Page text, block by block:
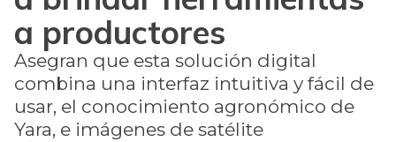
a productores
Asegran que esta solución digital
combina una interfaz intuitiva y fácil de
usar, el conocimiento agronómico de
Yara, e imágenes de satélite